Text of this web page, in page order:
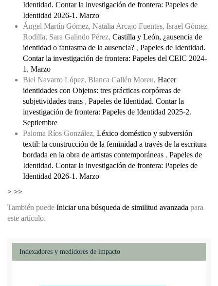
Identidad. Contar la investigación de frontera: Papeles de
Identidad 2026-1. Marzo
Ángel Martín Gómez, Natalia Arcajo Fuentes, Israel Gómez
Rodilla, Sara Galindo Pérez, Castilla y León, ¿ausencia de
identidad o fantasma de la ausencia? , Papeles de Identidad.
Contar la investigación de frontera: Papeles del CEIC 2024-
1. Marzo
Biel Navarro López, Blanca Callén Moreu, Hacer
identidades con Objetos: tres prácticas corpóreas de
subjetividades trans , Papeles de Identidad. Contar la
investigación de frontera: Papeles de Identidad 2025-2.
Septiembre
Paloma Ríos González, Léxico doméstico y subversión
textil: la construcción de la feminidad a través de la escritura
bordada en la obra de artistas contemporáneas , Papeles de
Identidad. Contar la investigación de frontera: Papeles de
Identidad 2026-1. Marzo
> >>
También puede Iniciar una búsqueda de similitud avanzada para
este artículo.
Indexadores y medidores de impacto